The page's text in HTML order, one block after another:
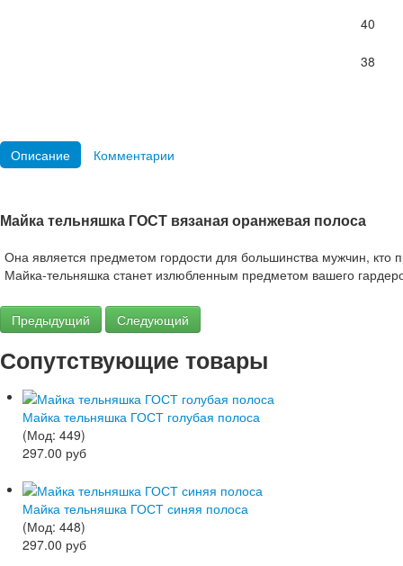
40
38
Описание Комментарии
Майка тельняшка ГОСТ вязаная оранжевая полоса
Она является предметом гордости для большинства мужчин,
Майка-тельняшка станет излюбленным предметом вашего
Предыдущий Следующий
Сопутствующие товары
Майка тельняшка ГОСТ голубая полоса
(Мод: 449)
297.00 руб
Майка тельняшка ГОСТ синяя полоса
(Мод: 448)
297.00 руб